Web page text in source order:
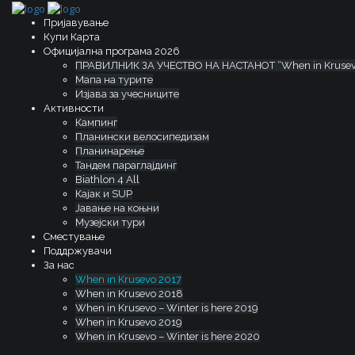
Skip
content
Пријавување
Купи Карта
Официјална програма 2026
ПРАВИЛНИК ЗА УЧЕСТВО НА НАСТАНОТ “When in
Мапа на турите
Изјава за учесниците
Aктивности
Кампинг
Планински велосипедизам
Планинарење
Тандем параглајдинг
Biathlon 4 All
Кајак и SUP
Јавање на коњни
Музејски тури
Сместување
Поддржувачи
За нас
When in Krusevo 2017
When in Krusevo 2018
When in Krusevo – Winter is here 2019
When in Krusevo 2019
When in Krusevo – Winter is here 2020